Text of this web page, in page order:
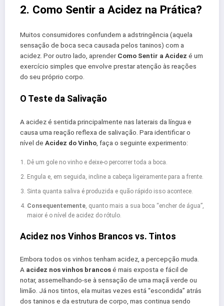
2. Como Sentir a Acidez na Prática?
Muitos consumidores confundem a adstringência (aquela
sensação de boca seca causada pelos taninos) com a
acidez. Por outro lado, aprenderComo Sentir a Acidez é um
exercício simples que envolve prestar atenção às reações
do seu próprio corpo.
O Teste da Salivação
A acidez é sentida principalmente nas laterais da língua e
causa uma reação reflexa de salivação. Para identificar o
nível de Acidez do Vinho , faça o seguinte experimento:
Dê um gole no vinho e deixe-o percorrer toda a boca.
Engula e, em seguida, incline a cabeça ligeiramente para a frente.
Sinta quanta saliva é produzida e quão rápido isso acontece.
Consequentemente, quanto mais a sua boca “encher de água”,
maior é o nível de acidez do rótulo.
Acidez nos Vinhos Brancos vs. Tintos
Embora todos os vinhos tenham acidez, a percepção muda.
A acidez nos vinhos brancosé mais exposta e fácil de
notar, assemelhando-se à sensação de uma maçã verde ou
limão. Já nos tintos, ela muitas vezes está “escondida” atrás
dos taninos e da estrutura de corpo, mas continua sendo